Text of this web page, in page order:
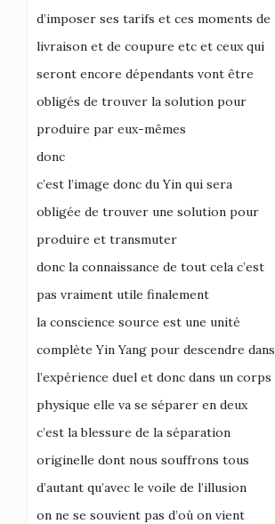
d’imposer ses tarifs et ces moments de
livraison et de coupure etc et ceux qui
seront encore dépendants vont être
obligés de trouver la solution pour
produire par eux-mêmes
donc
c’est l’image donc du Yin qui sera
obligée de trouver une solution pour
produire et transmuter
donc la connaissance de tout cela c’est
pas vraiment utile finalement
la conscience source est une unité
complète Yin Yang pour descendre dans
l’expérience duel et donc dans un corps
physique elle va se séparer en deux
c’est la blessure de la séparation
originelle dont nous souffrons tous
d’autant qu’avec le voile de l’illusion
on ne se souvient pas d’où on vient